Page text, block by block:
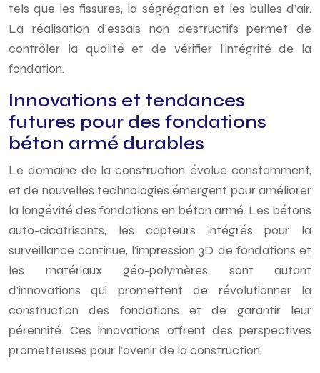
tels que les fissures, la ségrégation et les bulles d’air.
La réalisation d’essais non destructifs permet de
contrôler la qualité et de vérifier l’intégrité de la
fondation.
Innovations et tendances
futures pour des fondations
béton armé durables
Le domaine de la construction évolue constamment,
et de nouvelles technologies émergent pour améliorer
la longévité des fondations en béton armé. Les bétons
auto-cicatrisants, les capteurs intégrés pour la
surveillance continue, l’impression 3D de fondations et
les matériaux géo-polymères sont autant
d’innovations qui promettent de révolutionner la
construction des fondations et de garantir leur
pérennité. Ces innovations offrent des perspectives
prometteuses pour l’avenir de la construction.